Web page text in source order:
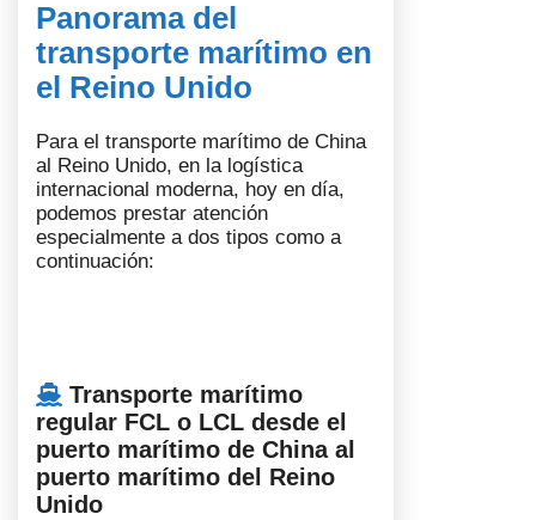
Panorama del
transporte marítimo en
el Reino Unido
Para el transporte marítimo de China
al Reino Unido, en la logística
internacional moderna, hoy en día,
podemos prestar atención
especialmente a dos tipos como a
continuación:
Transporte marítimo
regular FCL o LCL desde el
puerto marítimo de China al
puerto marítimo del Reino
Unido